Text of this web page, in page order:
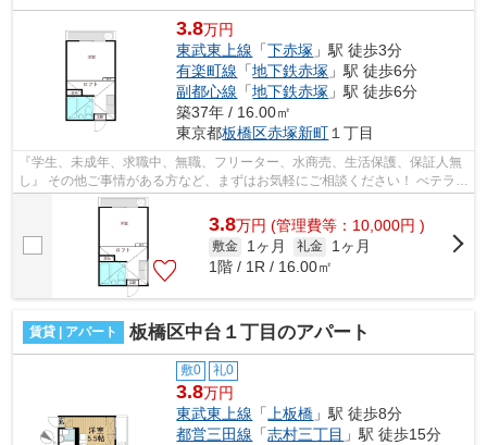
3.8万円
東武東上線 「下赤塚 」駅 徒歩3分
有楽町線 「地下鉄赤塚 」駅 徒歩6分
副都心線 「地下鉄赤塚 」駅 徒歩6分
築37年 / 16.00㎡
東京都板橋区赤塚新町 １丁目
『学生、未成年、求職中、無職、フリーター、水商売、生活保護、保証人無
し』 その他ご事情がある方など、まずはお気軽にご相談ください！ べテラン
スタッフが対応致しますのでご希望...
3.8万円 (管理費等：10,000円 )
敷金 1ヶ月 礼金
1ヶ月
1階 / 1R / 16.00㎡
賃貸 | アパート 板橋区中台１丁目のアパート
敷0 礼0
3.8万円
東武東上線 「上板橋 」駅 徒歩8分
都営三田線 「志村三丁目 」駅 徒歩15分